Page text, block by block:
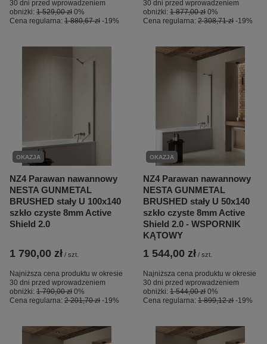
30 dni przed wprowadzeniem
obniżki: 1 529,00 zł 0%
Cena regularna: 1 880,67 zł -19%
30 dni przed wprowadzeniem
obniżki: 1 877,00 zł 0%
Cena regularna: 2 308,71 zł -19%
OKAZJA
NZ4 Parawan nawannowy
NESTA GUNMETAL
BRUSHED stały U 100x140
szkło czyste 8mm Active
Shield 2.0
1 790,00 zł / szt.
Najniższa cena produktu w okresie
30 dni przed wprowadzeniem
obniżki: 1 790,00 zł 0%
Cena regularna: 2 201,70 zł -19%
OKAZJA
NZ4 Parawan nawannowy
NESTA GUNMETAL
BRUSHED stały U 50x140
szkło czyste 8mm Active
Shield 2.0 - WSPORNIK
KĄTOWY
1 544,00 zł / szt.
Najniższa cena produktu w okresie
30 dni przed wprowadzeniem
obniżki: 1 544,00 zł 0%
Cena regularna: 1 899,12 zł -19%